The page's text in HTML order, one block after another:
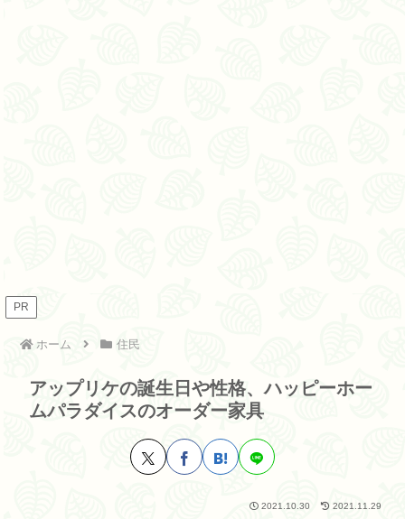
PR
ホーム 住民
アップリケの誕生日や性格、ハッピーホー
ムパラダイスのオーダー家具
2021.10.30 2021.11.29